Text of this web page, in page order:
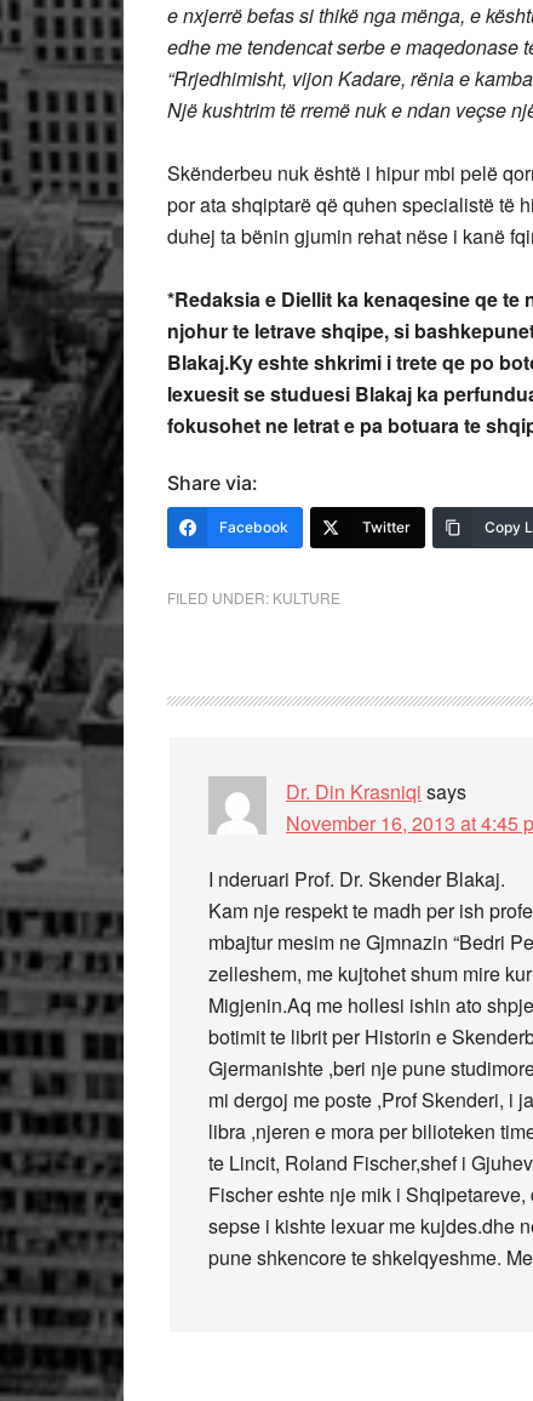
e nxjerrë befas si thikë nga mënga, e
edhe me tendencat serbe e maqedonase
“Rrjedhimisht, vijon Kadare, rënia e
Një kushtrim të rremë nuk e ndan veçse
Skënderbeu nuk është i hipur mbi pelë
por ata shqiptarë që quhen specialistë të
duhej ta bënin gjumin rehat nëse i kanë
*Redaksia e Diellit ka kenaqesine qe
njohur te letrave shqipe, si
Blakaj.Ky eshte shkrimi i trete qe po
lexuesit se studuesi Blakaj ka
fokusohet ne letrat e pa botuara te
Share via:
Facebook Twitter Copy
FILED UNDER: KULTURE
Dr. Din Krasniqi says
November 16, 2013 at 4:45
I nderuari Prof. Dr. Skender Blakaj.
Kam nje respekt te madh per ish
mbajtur mesim ne Gjmnazin “Bedri
zelleshem, me kujtohet shum mire
Migjenin.Aq me hollesi ishin ato
botimit te librit per Historin e
Gjermanishte ,beri nje pune
mi dergoj me poste ,Prof Skenderi, i
libra ,njeren e mora per bilioteken
te Lincit, Roland Fischer,shef i
Fischer eshte nje mik i
sepse i kishte lexuar me kujdes.dhe
pune shkencore te shkelqyeshme.